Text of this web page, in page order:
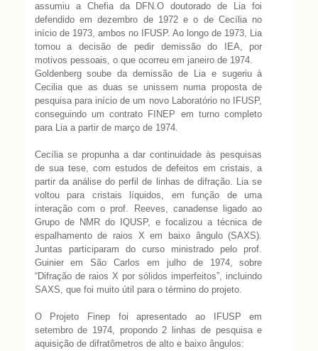
assumiu a Chefia da DFN.O doutorado de Lia foi
defendido em dezembro de 1972 e o de Cecília no
início de 1973, ambos no IFUSP. Ao longo de 1973, Lia
tomou a decisão de pedir demissão do IEA, por
motivos pessoais, o que ocorreu em janeiro de 1974.
Goldenberg soube da demissão de Lia e sugeriu à
Cecilia que as duas se unissem numa proposta de
pesquisa para início de um novo Laboratório no IFUSP,
conseguindo um contrato FINEP em turno completo
para Lia a partir de março de 1974.
Cecília se propunha a dar continuidade às pesquisas
de sua tese, com estudos de defeitos em cristais, a
partir da análise do perfil de linhas de difração. Lia se
voltou para cristais líquidos, em função de uma
interação com o prof. Reeves, canadense ligado ao
Grupo de NMR do IQUSP, e focalizou a técnica de
espalhamento de raios X em baixo ângulo (SAXS).
Juntas participaram do curso ministrado pelo prof.
Guinier em São Carlos em julho de 1974, sobre
“Difração de raios X por sólidos imperfeitos”, incluindo
SAXS, que foi muito útil para o término do projeto.
O Projeto Finep foi apresentado ao IFUSP em
setembro de 1974, propondo 2 linhas de pesquisa e
aquisição de difratômetros de alto e baixo ângulos: